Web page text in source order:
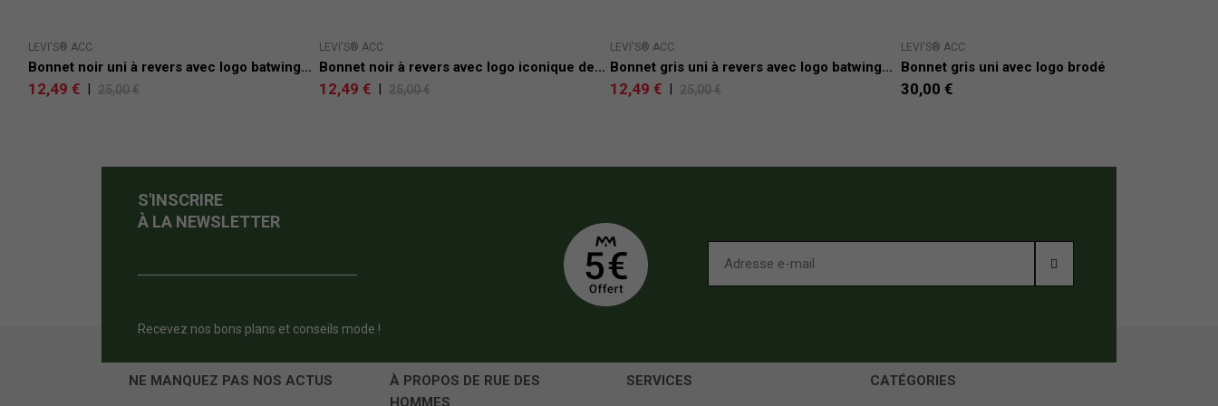
LEVI'S® ACC.
Bonnet noir uni à revers avec logo batwing...
12,49 € 25,00 €
LEVI'S® ACC.
Bonnet noir à revers avec logo iconique de...
12,49 € 25,00 €
LEVI'S® ACC.
Bonnet gris uni à revers avec logo batwing...
12,49 € 25,00 €
LEVI'S® ACC.
Bonnet gris uni avec logo brodé
30,00 €
S'INSCRIRE
À LA NEWSLETTER
Recevez nos bons plans et conseils mode !
NE MANQUEZ PAS NOS ACTUS
À PROPOS DE RUE DES
HOMMES
SERVICES CATÉGORIES